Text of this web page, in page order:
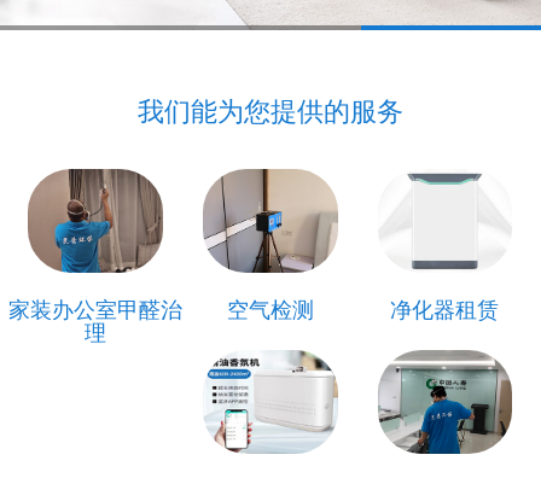
我们能为您提供的服务
家装办公室甲醛治
理
空气检测 净化器租赁